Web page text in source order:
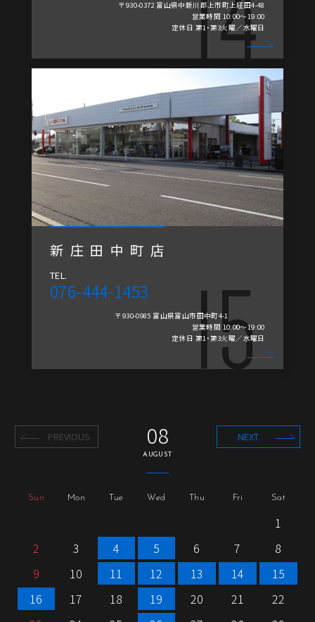
〒930-0372 富山県中新川郡上市町上経田4-48
営業時間 10:00～19:00
定休日 第1・第3火曜／水曜日
新庄田中町店
TEL.
076-444-1453
〒930-0985 富山県富山市田中町4-1
営業時間 10:00～19:00
定休日 第1・第3火曜／水曜日
PREVIOUS NEXT
08
AUGUST
Sun Mon Tue Wed Thu Fri Sat
1
2
3 4 5 6 7
8
9
10 11 12 13 14
15
16
17 18 19 20 21
22